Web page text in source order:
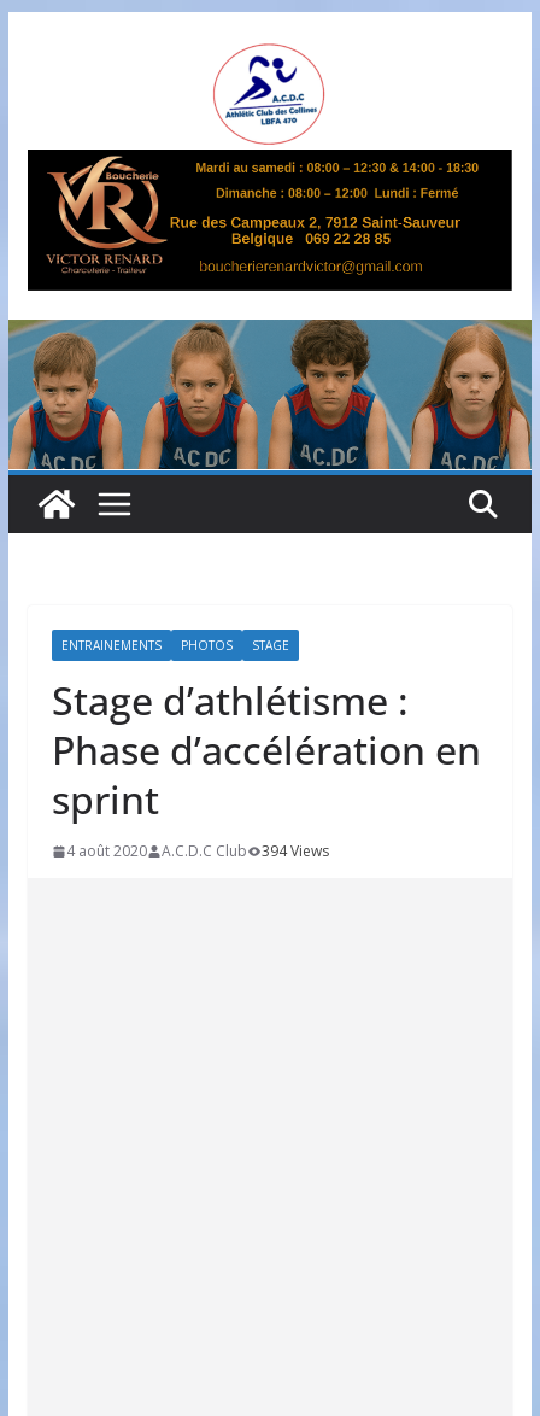
A
S
B
L
L
B
F
A
4
7
ENTRAINEMENTS PHOTOS STAGE
Stage d’athlétisme :
Phase d’accélération en
sprint
4 août 2020 A.C.D.C Club 394 Views